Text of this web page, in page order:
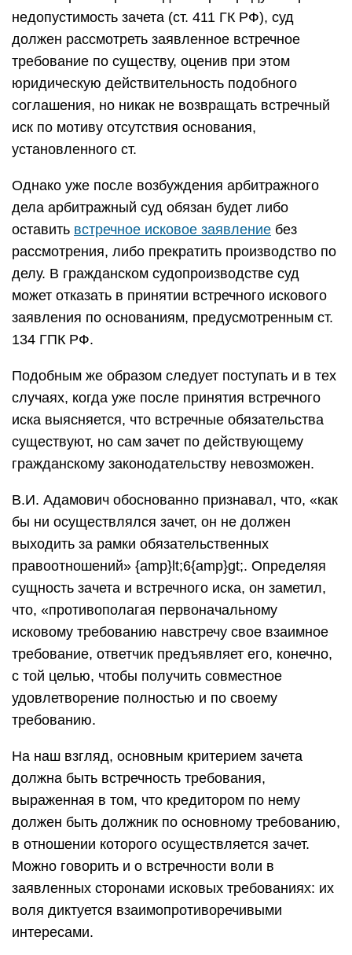
недопустимость зачета (ст. 411 ГК РФ), суд
должен рассмотреть заявленное встречное
требование по существу, оценив при этом
юридическую действительность подобного
соглашения, но никак не возвращать встречный
иск по мотиву отсутствия основания,
установленного ст.
Однако уже после возбуждения арбитражного
дела арбитражный суд обязан будет либо
оставить встречное исковое заявление без
рассмотрения, либо прекратить производство по
делу. В гражданском судопроизводстве суд
может отказать в принятии встречного искового
заявления по основаниям, предусмотренным ст.
134 ГПК РФ.
Подобным же образом следует поступать и в тех
случаях, когда уже после принятия встречного
иска выясняется, что встречные обязательства
существуют, но сам зачет по действующему
гражданскому законодательству невозможен.
В.И. Адамович обоснованно признавал, что, «как
бы ни осуществлялся зачет, он не должен
выходить за рамки обязательственных
правоотношений» {amp}lt;6{amp}gt;. Определяя
сущность зачета и встречного иска, он заметил,
что, «противополагая первоначальному
исковому требованию навстречу свое взаимное
требование, ответчик предъявляет его, конечно,
с той целью, чтобы получить совместное
удовлетворение полностью и по своему
требованию.
На наш взгляд, основным критерием зачета
должна быть встречность требования,
выраженная в том, что кредитором по нему
должен быть должник по основному требованию,
в отношении которого осуществляется зачет.
Можно говорить и о встречности воли в
заявленных сторонами исковых требованиях: их
воля диктуется взаимопротиворечивыми
интересами.